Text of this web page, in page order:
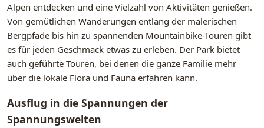
Alpen entdecken und eine Vielzahl von Aktivitäten genießen.
Von gemütlichen Wanderungen entlang der malerischen
Bergpfade bis hin zu spannenden Mountainbike-Touren gibt
es für jeden Geschmack etwas zu erleben. Der Park bietet
auch geführte Touren, bei denen die ganze Familie mehr
über die lokale Flora und Fauna erfahren kann.
Ausflug in die Spannungen der
Spannungswelten